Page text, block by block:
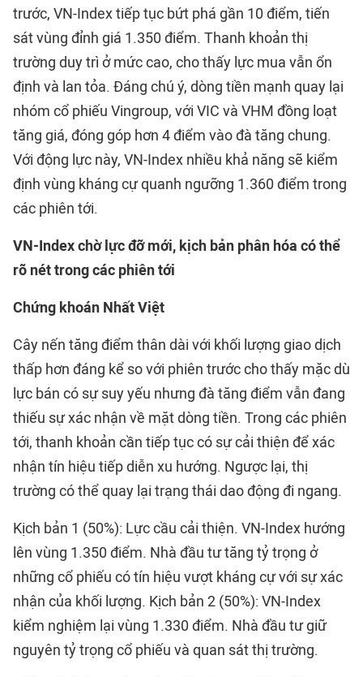
trước, VN-Index tiếp tục bứt phá gần 10 điểm, tiến
sát vùng đỉnh giá 1.350 điểm. Thanh khoản thị
trường duy trì ở mức cao, cho thấy lực mua vẫn ổn
định và lan tỏa. Đáng chú ý, dòng tiền mạnh quay lại
nhóm cổ phiếu Vingroup, với VIC và VHM đồng loạt
tăng giá, đóng góp hơn 4 điểm vào đà tăng chung.
Với động lực này, VN-Index nhiều khả năng sẽ kiểm
định vùng kháng cự quanh ngưỡng 1.360 điểm trong
các phiên tới.
VN-Index chờ lực đỡ mới, kịch bản phân hóa có thể
rõ nét trong các phiên tới
Chứng khoán Nhất Việt
Cây nến tăng điểm thân dài với khối lượng giao dịch
thấp hơn đáng kể so với phiên trước cho thấy mặc dù
lực bán có sự suy yếu nhưng đà tăng điểm vẫn đang
thiếu sự xác nhận về mặt dòng tiền. Trong các phiên
tới, thanh khoản cần tiếp tục có sự cải thiện để xác
nhận tín hiệu tiếp diễn xu hướng. Ngược lại, thị
trường có thể quay lại trạng thái dao động đi ngang.
Kịch bản 1 (50%): Lực cầu cải thiện. VN-Index hướng
lên vùng 1.350 điểm. Nhà đầu tư tăng tỷ trọng ở
những cổ phiếu có tín hiệu vượt kháng cự với sự xác
nhận của khối lượng. Kịch bản 2 (50%): VN-Index
kiểm nghiệm lại vùng 1.330 điểm. Nhà đầu tư giữ
nguyên tỷ trọng cổ phiếu và quan sát thị trường.